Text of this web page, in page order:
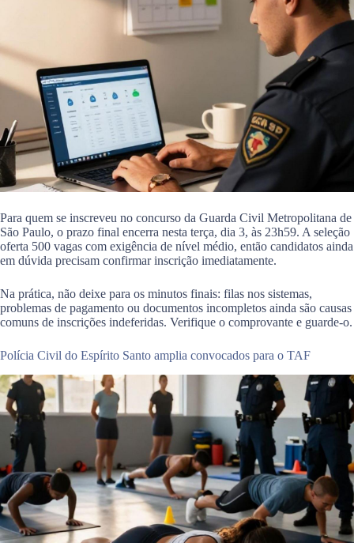
Para quem se inscreveu no concurso da Guarda Civil Metropolitana de
São Paulo, o prazo final encerra nesta terça, dia 3, às 23h59. A seleção
oferta 500 vagas com exigência de nível médio, então candidatos ainda
em dúvida precisam confirmar inscrição imediatamente.
Na prática, não deixe para os minutos finais: filas nos sistemas,
problemas de pagamento ou documentos incompletos ainda são causas
comuns de inscrições indeferidas. Verifique o comprovante e guarde-o.
Polícia Civil do Espírito Santo amplia convocados para o TAF